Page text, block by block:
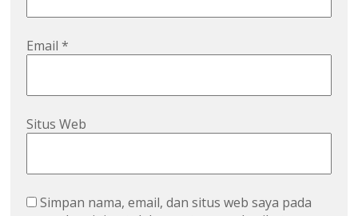
Email*
Situs Web
Simpan nama, email, dan situs web saya pada